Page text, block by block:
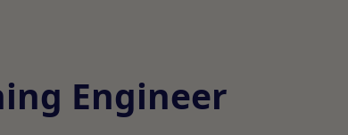
Engineer